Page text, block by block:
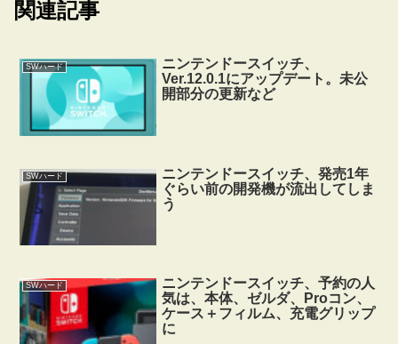
関連記事
SWハード
ニンテンドースイッチ、
Ver.12.0.1にアップデート。未公
開部分の更新など
SWハード
ニンテンドースイッチ、発売1年
ぐらい前の開発機が流出してしま
う
SWハード
ニンテンドースイッチ、予約の人
気は、本体、ゼルダ、Proコン、
ケース＋フィルム、充電グリップ
に